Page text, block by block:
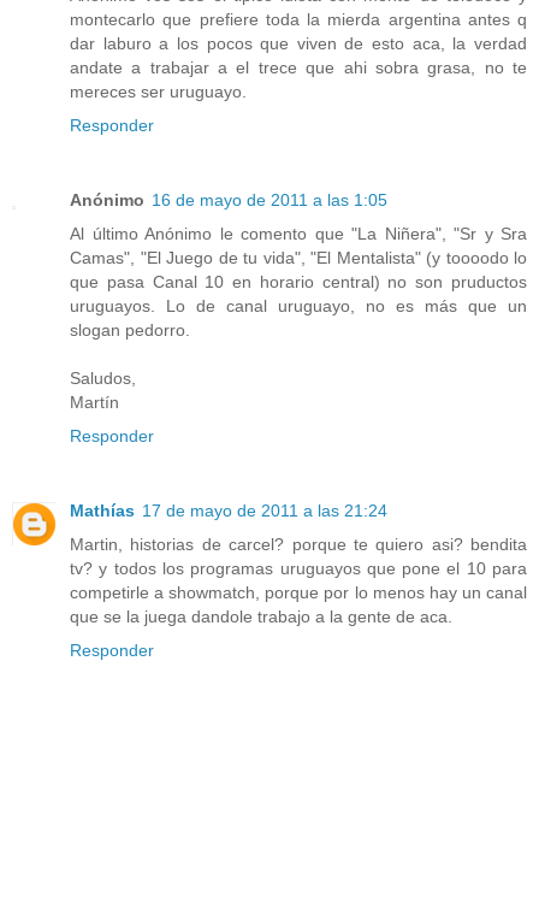
montecarlo que prefiere toda la mierda argentina antes q
dar laburo a los pocos que viven de esto aca, la verdad
andate a trabajar a el trece que ahi sobra grasa, no te
mereces ser uruguayo.
Responder
Anónimo 16 de mayo de 2011 a las 1:05
Al último Anónimo le comento que "La Niñera", "Sr y Sra
Camas", "El Juego de tu vida", "El Mentalista" (y toooodo lo
que pasa Canal 10 en horario central) no son pruductos
uruguayos. Lo de canal uruguayo, no es más que un
slogan pedorro.
Saludos,
Martín
Responder
Mathías 17 de mayo de 2011 a las 21:24
Martin, historias de carcel? porque te quiero asi? bendita
tv? y todos los programas uruguayos que pone el 10 para
competirle a showmatch, porque por lo menos hay un canal
que se la juega dandole trabajo a la gente de aca.
Responder